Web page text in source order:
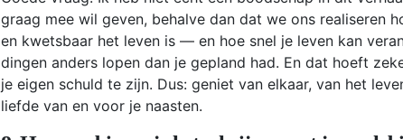
graag mee wil geven, behalve dan dat we ons realiseren
en kwetsbaar het leven is — en hoe snel je leven kan
dingen anders lopen dan je gepland had. En dat hoeft
je eigen schuld te zijn. Dus: geniet van elkaar, van het
liefde van en voor je naasten.